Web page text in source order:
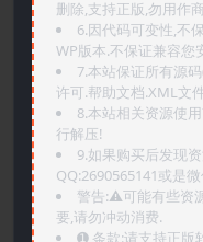
删除,支持正版,勿用作
6.因代码可变性,不
WP版本.不保证兼容您
7.本站保证所有源
许可.帮助文档.XML文
8.本站相关资源使
行解压!
9.如果购买后发现
QQ:2690565141或是
警告:⚠️可能有些资
要,请勿冲动消费.
➊️ 条款:请支持正版